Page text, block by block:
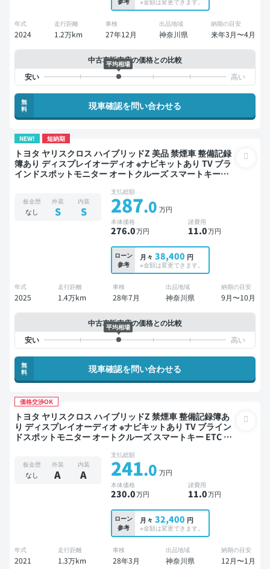
年式
2024
走行距離
1.2万km
車検
27年12月
出品地域
神奈川県
納期の目安
来年3月〜4月
中古車販売店の価格との比較
平均相場
無
料
現車確認を問い合わせる
NEW! 短納期
トヨタ ヤリスクロス ハイブリッドZ 美品 禁煙車 整備記録
簿あり ディスプレイオーディオ ※ナビキットあり TV ブラ
インドスポットモニター オートクルーズ スマートキー
板金歴
なし
外装
S
内装
S
支払総額
287.0 万円
本体価格
276.0万円
諸費用
11.0万円
ローン
参考
月々 38,400 円
※金額は変更できます。
年式
2025
走行距離
1.4万km
車検
28年7月
出品地域
神奈川県
納期の目安
9月〜10月
中古車販売店の価格との比較
平均相場
無
料
現車確認を問い合わせる
価格交渉OK
トヨタ ヤリスクロス ハイブリッドZ 禁煙車 整備記録簿あ
り ディスプレイオーディオ ※ナビキットあり TV ブライン
ドスポットモニター オートクルーズ スマートキー ETC 電
板金歴
なし
外装
A
内装
A
支払総額
241.0 万円
本体価格
230.0万円
諸費用
11.0万円
ローン
参考
月々 32,400 円
※金額は変更できます。
年式
2021
走行距離
1.3万km
車検
28年3月
出品地域
神奈川県
納期の目安
12月〜1月